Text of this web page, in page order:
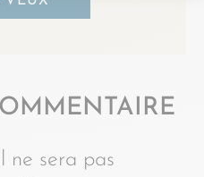
ne sera pas